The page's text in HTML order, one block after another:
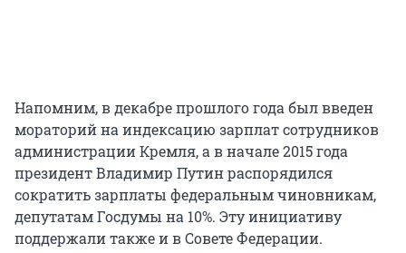
Напомним, в декабре прошлого года был введен
мораторий на индексацию зарплат сотрудников
администрации Кремля, а в начале 2015 года
президент Владимир Путин распорядился
сократить зарплаты федеральным чиновникам,
депутатам Госдумы на 10%. Эту инициативу
поддержали также и в Совете Федерации.